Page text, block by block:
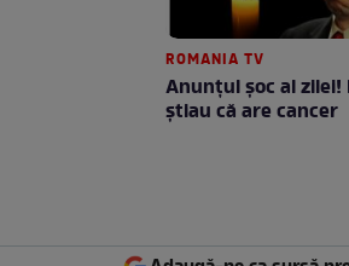
ROMANIA TV
Anunţul şoc al
ştiau că are cancer